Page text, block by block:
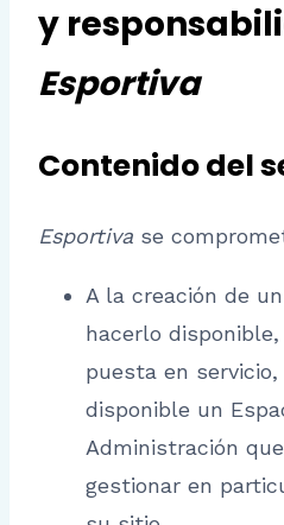
y
Esportiva
Contenido del
Esportiva se
A la creación de
hacerlo
puesta en
disponible un
Administración
gestionar en